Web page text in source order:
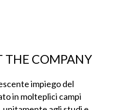
THE COMPANY
impiego del
in molteplici campi